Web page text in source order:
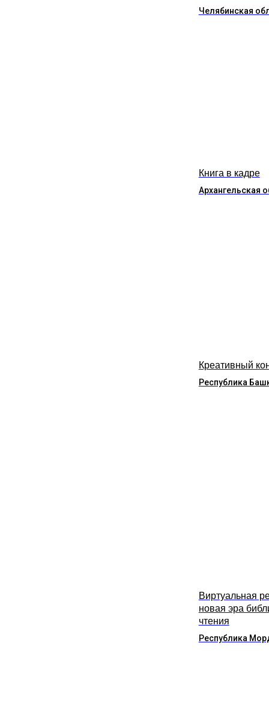
Челябинская
Книга в кадре
Архангельская
Креативный
Республика
Виртуальная
новая эра
чтения
Республика